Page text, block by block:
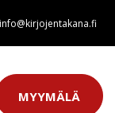
info@kirjojentakana.fi
MYYMÄLÄ